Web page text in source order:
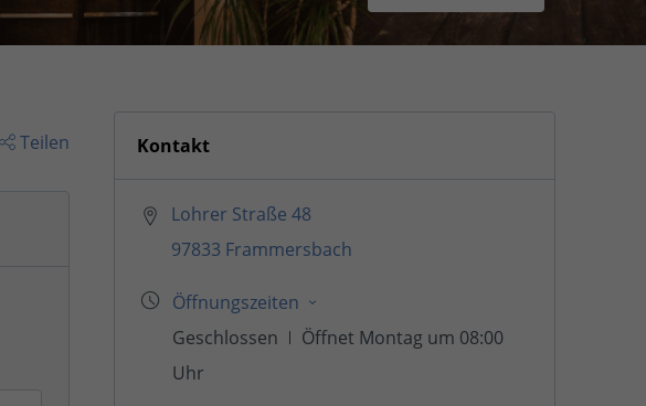
Teilen Kontakt
Lohrer Straße 48
97833 Frammersbach